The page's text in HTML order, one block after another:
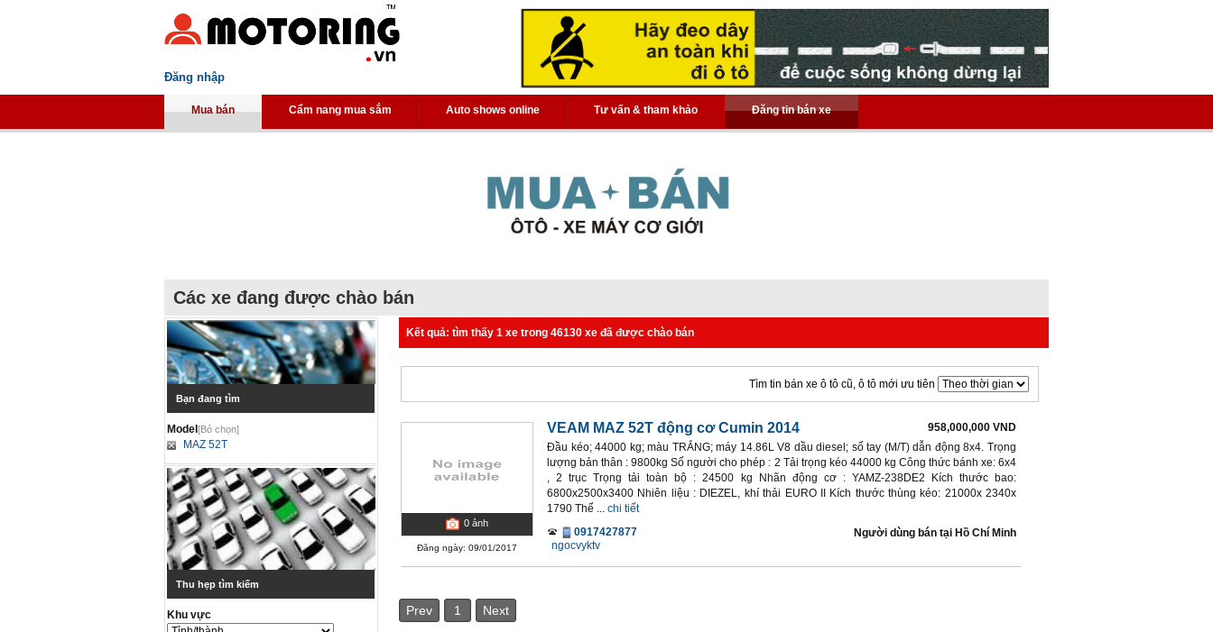
Đăng nhập
Mua bán Cẩm nang mua sắm Auto shows online Tư vấn & tham khảo Đăng tin bán xe
Các xe đang được chào bán
Bạn đang tìm
Model[Bỏ chọn]
MAZ 52T
Thu hẹp tìm kiếm
Khu vực
Kết quả: tìm thấy 1 xe trong 46130 xe đã được chào bán
Tìm tin bán xe ô tô cũ, ô tô mới ưu tiên
0 ảnh
Đăng ngày: 09/01/2017
VEAM MAZ 52T động cơ Cumin 2014
958,000,000 VND
Đầu kéo; 44000 kg; màu TRẮNG; máy 14.86L V8 dầu diesel; số tay (M/T) dẫn động 8x4. Trọng
lượng bản thân : 9800kg Số người cho phép : 2 Tải trọng kéo 44000 kg Công thức bánh xe: 6x4
, 2 trục Trọng tải toàn bộ : 24500 kg Nhãn động cơ : YAMZ-238DE2 Kích thước bao:
6800x2500x3400 Nhiên liệu : DIEZEL, khí thải EURO II Kích thước thùng kéo: 21000x 2340x
1790 Thể ... chi tiết
0917427877
ngocvyktv
Người dùng bán tại Hồ Chí Minh
Prev 1 Next